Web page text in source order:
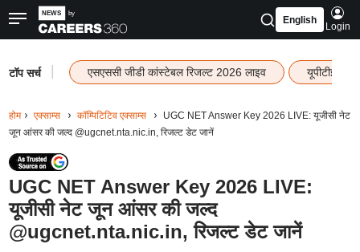
English
Login
टॉप सर्च एसएससी जीडी कांस्टेबल रिजल्ट 2026 लाइव यूपीटीईटी
होम एक्साम्स कॉम्पिटिटिव एक्साम्स
UGC NET Answer Key 2026 LIVE: यूजीसी नेट
जून आंसर की जल्द @ugcnet.nta.nic.in, रिजल्ट डेट जानें
UGC NET Answer Key 2026 LIVE:
यूजीसी नेट जून आंसर की जल्द
@ugcnet.nta.nic.in, रिजल्ट डेट जानें